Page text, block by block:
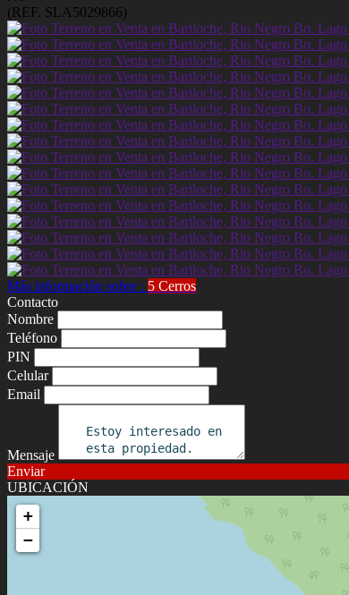
(REF. SLA5029866)
Más información sobre : 5 Cerros
Contacto
Nombre
Teléfono
PIN
Celular
Email
Mensaje
Enviar
UBICACIÓN
+
−